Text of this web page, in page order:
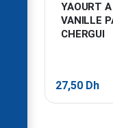
YAOURT
VANILLE
CHERGUI
27,50 Dh